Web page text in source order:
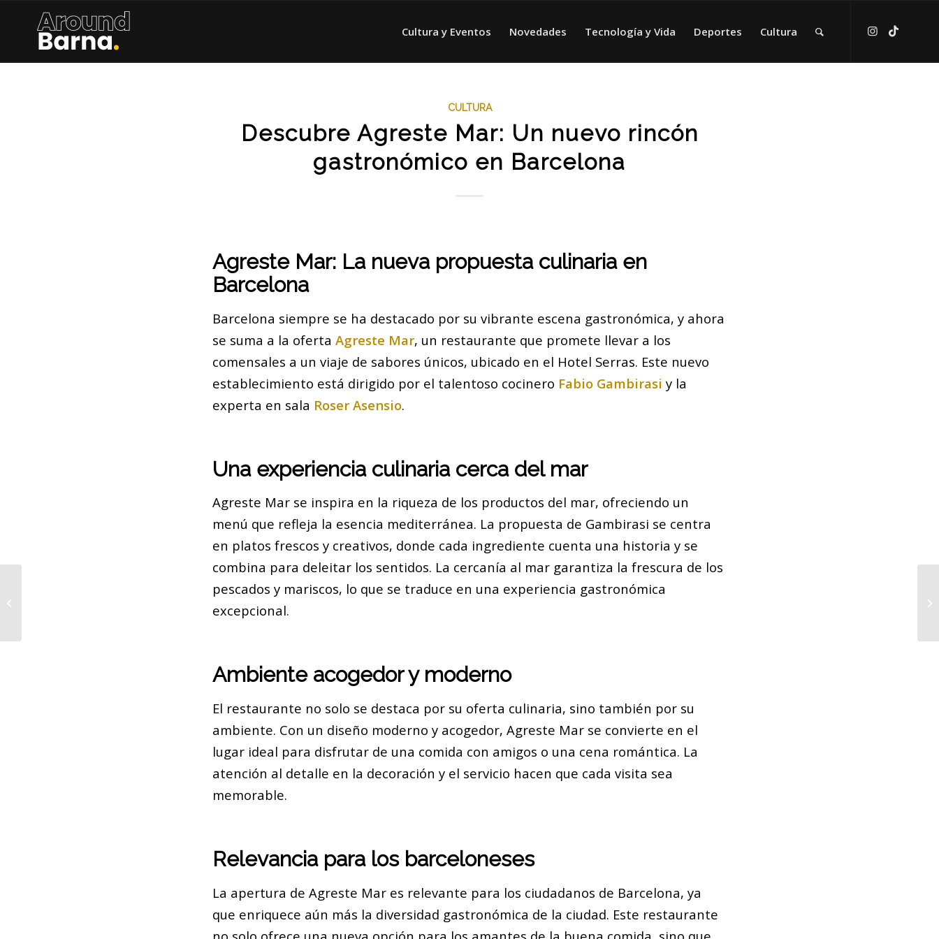
Cultura y Eventos Novedades Tecnología y Vida Deportes Cultura
CULTURA
Descubre Agreste Mar: Un nuevo rincón
gastronómico en Barcelona
Agreste Mar: La nueva propuesta culinaria en
Barcelona
Barcelona siempre se ha destacado por su vibrante escena gastronómica, y ahora
se suma a la oferta Agreste Mar, un restaurante que promete llevar a los
comensales a un viaje de sabores únicos, ubicado en el Hotel Serras. Este nuevo
establecimiento está dirigido por el talentoso cocinero Fabio Gambirasi y la
experta en sala Roser Asensio.
Una experiencia culinaria cerca del mar
Agreste Mar se inspira en la riqueza de los productos del mar, ofreciendo un
menú que refleja la esencia mediterránea. La propuesta de Gambirasi se centra
en platos frescos y creativos, donde cada ingrediente cuenta una historia y se
combina para deleitar los sentidos. La cercanía al mar garantiza la frescura de los
pescados y mariscos, lo que se traduce en una experiencia gastronómica
excepcional.
Ambiente acogedor y moderno
El restaurante no solo se destaca por su oferta culinaria, sino también por su
ambiente. Con un diseño moderno y acogedor, Agreste Mar se convierte en el
lugar ideal para disfrutar de una comida con amigos o una cena romántica. La
atención al detalle en la decoración y el servicio hacen que cada visita sea
memorable.
Relevancia para los barceloneses
La apertura de Agreste Mar es relevante para los ciudadanos de Barcelona, ya
que enriquece aún más la diversidad gastronómica de la ciudad. Este restaurante
no solo ofrece una nueva opción para los amantes de la buena comida, sino que